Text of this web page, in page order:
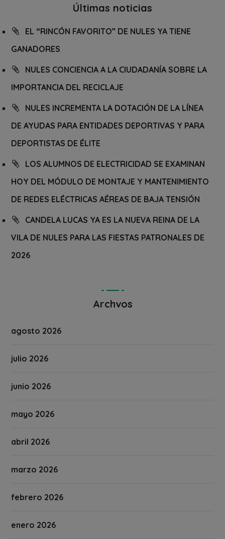
Últimas noticias
EL “RINCÓN FAVORITO” DE NULES YA TIENE
GANADORES
NULES CONCIENCIA A LA CIUDADANÍA SOBRE LA
IMPORTANCIA DEL RECICLAJE
NULES INCREMENTA LA DOTACIÓN DE LA LÍNEA
DE AYUDAS PARA ENTIDADES DEPORTIVAS Y PARA
DEPORTISTAS DE ÉLITE
LOS ALUMNOS DE ELECTRICIDAD SE EXAMINAN
HOY DEL MÓDULO DE MONTAJE Y MANTENIMIENTO
DE REDES ELÉCTRICAS AÉREAS DE BAJA TENSIÓN
CANDELA LUCAS YA ES LA NUEVA REINA DE LA
VILA DE NULES PARA LAS FIESTAS PATRONALES DE
2026
Archvos
agosto 2026
julio 2026
junio 2026
mayo 2026
abril 2026
marzo 2026
febrero 2026
enero 2026